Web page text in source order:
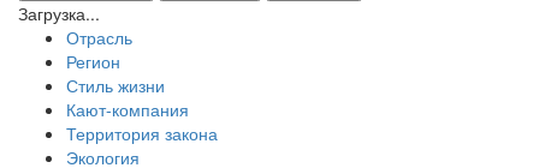
Загрузка...
Отрасль
Регион
Стиль жизни
Кают-компания
Территория закона
Экология